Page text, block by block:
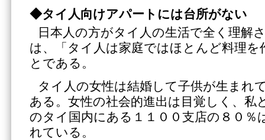
◆タイ人向けアパートには台所がない
日本人の方がタイ人の生活で全く理解
は、「タイ人は家庭ではほとんど料理
とである。
タイ人の女性は結婚して子供が生まれ
ある。女性の社会的進出は目覚しく、私
のタイ国内にある１１００支店の８０％
れている。